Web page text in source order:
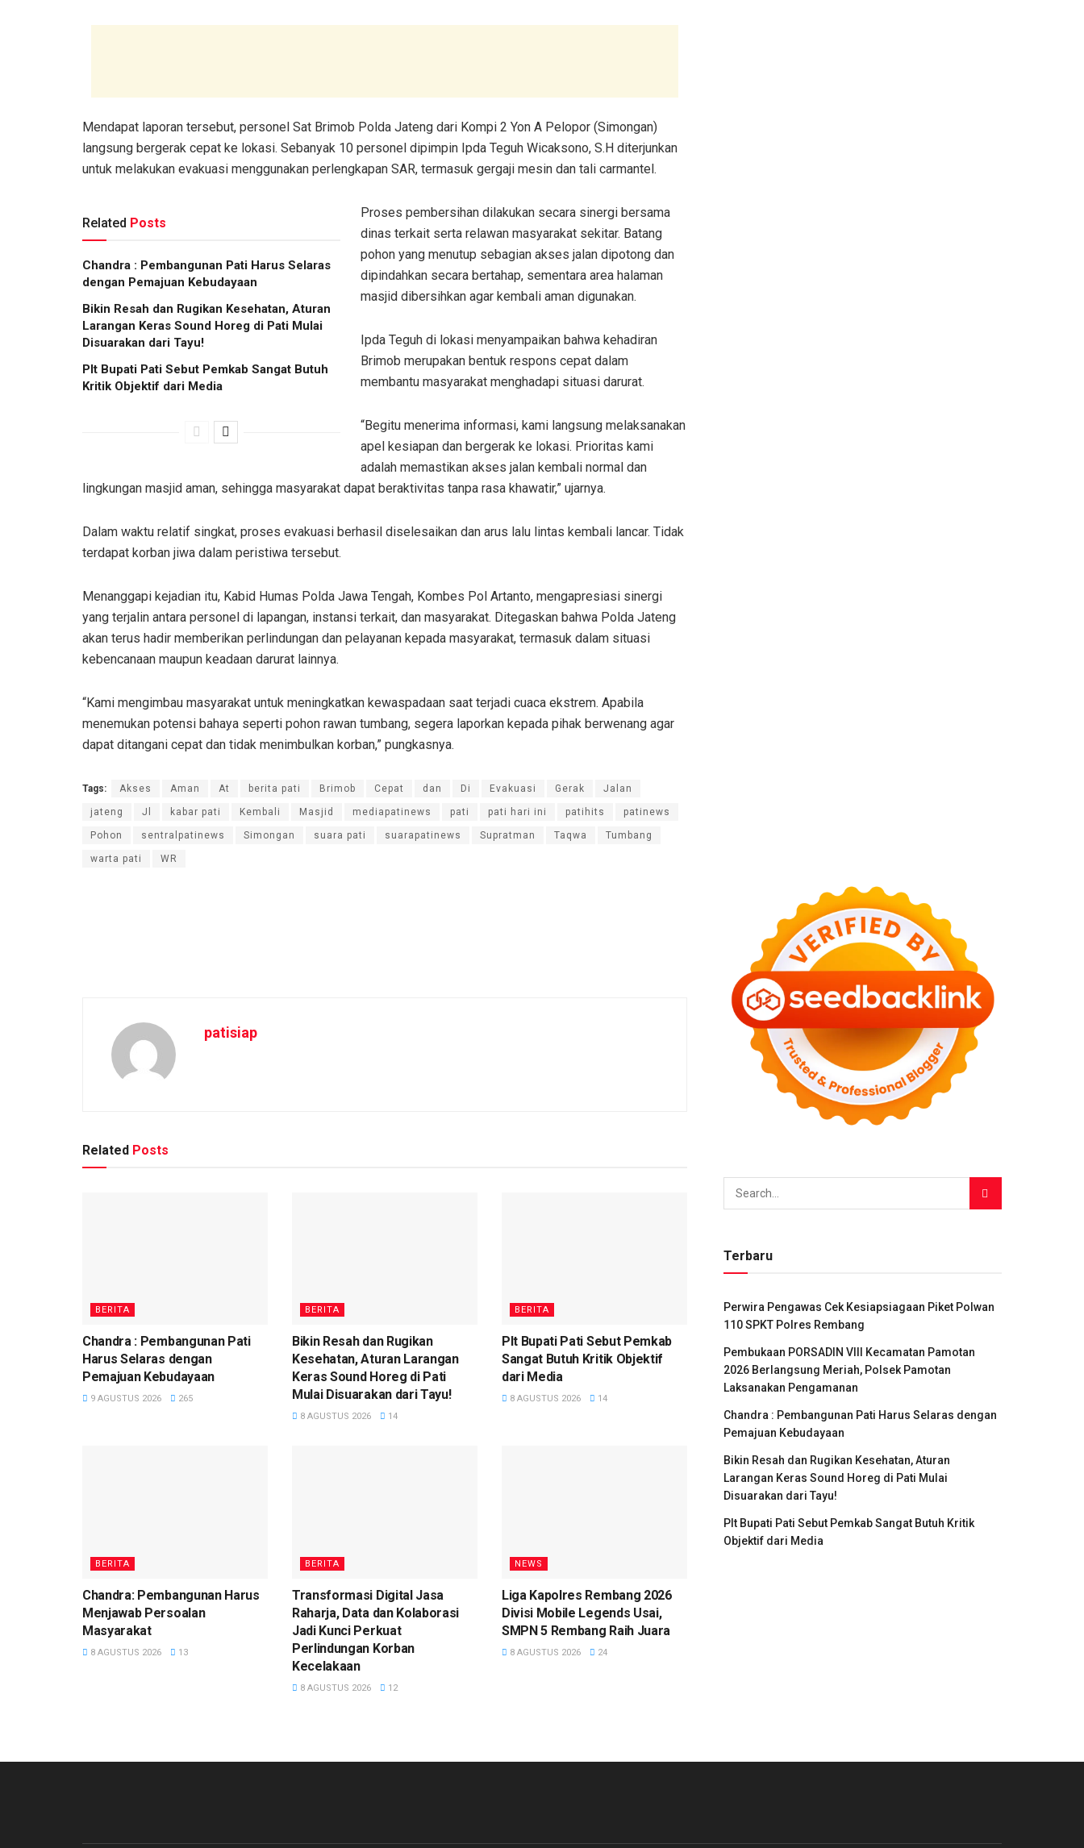
Mendapat laporan tersebut, personel Sat Brimob Polda Jateng dari Kompi 2 Yon A Pelopor (Simongan)
langsung bergerak cepat ke lokasi. Sebanyak 10 personel dipimpin Ipda Teguh Wicaksono, S.H diterjunkan
untuk melakukan evakuasi menggunakan perlengkapan SAR, termasuk gergaji mesin dan tali carmantel.
Related Posts
Chandra : Pembangunan Pati Harus Selaras
dengan Pemajuan Kebudayaan
Bikin Resah dan Rugikan Kesehatan, Aturan
Larangan Keras Sound Horeg di Pati Mulai
Disuarakan dari Tayu!
Plt Bupati Pati Sebut Pemkab Sangat Butuh
Kritik Objektif dari Media
Proses pembersihan dilakukan secara sinergi bersama
dinas terkait serta relawan masyarakat sekitar. Batang
pohon yang menutup sebagian akses jalan dipotong dan
dipindahkan secara bertahap, sementara area halaman
masjid dibersihkan agar kembali aman digunakan.
Ipda Teguh di lokasi menyampaikan bahwa kehadiran
Brimob merupakan bentuk respons cepat dalam
membantu masyarakat menghadapi situasi darurat.
“Begitu menerima informasi, kami langsung melaksanakan
apel kesiapan dan bergerak ke lokasi. Prioritas kami
adalah memastikan akses jalan kembali normal dan
lingkungan masjid aman, sehingga masyarakat dapat beraktivitas tanpa rasa khawatir,” ujarnya.
Dalam waktu relatif singkat, proses evakuasi berhasil diselesaikan dan arus lalu lintas kembali lancar. Tidak
terdapat korban jiwa dalam peristiwa tersebut.
Menanggapi kejadian itu, Kabid Humas Polda Jawa Tengah, Kombes Pol Artanto, mengapresiasi sinergi
yang terjalin antara personel di lapangan, instansi terkait, dan masyarakat. Ditegaskan bahwa Polda Jateng
akan terus hadir memberikan perlindungan dan pelayanan kepada masyarakat, termasuk dalam situasi
kebencanaan maupun keadaan darurat lainnya.
“Kami mengimbau masyarakat untuk meningkatkan kewaspadaan saat terjadi cuaca ekstrem. Apabila
menemukan potensi bahaya seperti pohon rawan tumbang, segera laporkan kepada pihak berwenang agar
dapat ditangani cepat dan tidak menimbulkan korban,” pungkasnya.
Tags: Akses Aman At berita pati Brimob Cepat dan Di Evakuasi Gerak Jalan
jateng Jl kabar pati Kembali Masjid mediapatinews pati pati hari ini patihits patinews
Pohon sentralpatinews Simongan suara pati suarapatinews Supratman Taqwa Tumbang
warta pati WR
patisiap
Related Posts
BERITA
Chandra : Pembangunan Pati
Harus Selaras dengan
Pemajuan Kebudayaan
9 AGUSTUS 2026 265
BERITA
Bikin Resah dan Rugikan
Kesehatan, Aturan Larangan
Keras Sound Horeg di Pati
Mulai Disuarakan dari Tayu!
8 AGUSTUS 2026 14
BERITA
Plt Bupati Pati Sebut Pemkab
Sangat Butuh Kritik Objektif
dari Media
8 AGUSTUS 2026 14
BERITA
Chandra: Pembangunan Harus
Menjawab Persoalan
Masyarakat
8 AGUSTUS 2026 13
BERITA
Transformasi Digital Jasa
Raharja, Data dan Kolaborasi
Jadi Kunci Perkuat
Perlindungan Korban
Kecelakaan
8 AGUSTUS 2026 12
NEWS
Liga Kapolres Rembang 2026
Divisi Mobile Legends Usai,
SMPN 5 Rembang Raih Juara
8 AGUSTUS 2026 24
Terbaru
Perwira Pengawas Cek Kesiapsiagaan Piket Polwan
110 SPKT Polres Rembang
Pembukaan PORSADIN VIII Kecamatan Pamotan
2026 Berlangsung Meriah, Polsek Pamotan
Laksanakan Pengamanan
Chandra : Pembangunan Pati Harus Selaras dengan
Pemajuan Kebudayaan
Bikin Resah dan Rugikan Kesehatan, Aturan
Larangan Keras Sound Horeg di Pati Mulai
Disuarakan dari Tayu!
Plt Bupati Pati Sebut Pemkab Sangat Butuh Kritik
Objektif dari Media